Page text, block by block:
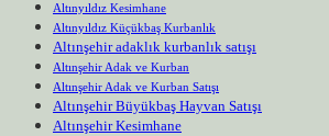
Altınyıldız Kesimhane
Altınyıldız Küçükbaş Kurbanlık
Altınşehir adaklık kurbanlık satışı
Altınşehir Adak ve Kurban
Altınşehir Adak ve Kurban Satışı
Altınşehir Büyükbaş Hayvan Satışı
Altınşehir Kesimhane